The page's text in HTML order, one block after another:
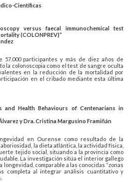
Científicas
versus faecal immunochemical test
(COLONPREV)”
57.000 participantes y más de diez años de
la colonoscopia como el test de sangre oculta
en la reducción de la mortalidad por
en el cribado mediante esta última
and Health Behaviours of Centenarians in
y Dra. Cristina Margusino Framiñán
en Ourense como resultado de la
la dieta atlántica, la actividad física,
tejido social, situando a la provincia como
La investigación sitúa el interior gallego
comparable a las conocidas “zonas
completa al integrar análisis cuantitativo y